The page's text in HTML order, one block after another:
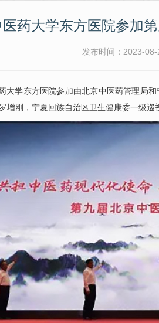
药大学东方医院参加
发布时间：2023-08-
学东方医院参加由北京中医药管理局和
增刚，宁夏回族自治区卫生健康委一级巡